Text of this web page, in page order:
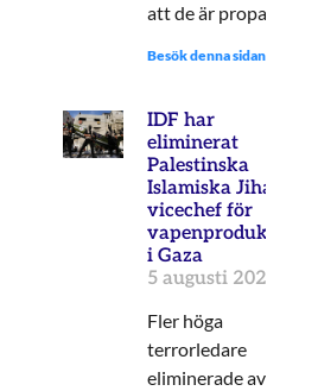
att de är
Besök denna sidan:
IDF har
eliminerat
Palestinska
Islamiska Jihad:s
vicechef för
vapenproduktion
i Gaza
5 augusti 2024
Fler höga
terrorledare
eliminerade av IDF.